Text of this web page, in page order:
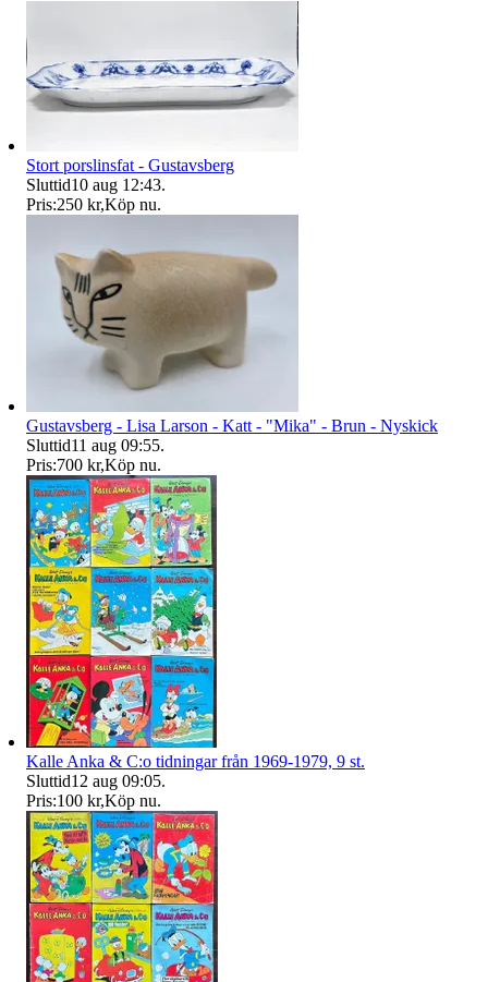
Stort porslinsfat - Gustavsberg
Sluttid10 aug 12:43.
Pris:250 kr,Köp nu.
Gustavsberg - Lisa Larson - Katt - "Mika" - Brun - Nyskick
Sluttid11 aug 09:55.
Pris:700 kr,Köp nu.
Kalle Anka & C:o tidningar från 1969-1979, 9 st.
Sluttid12 aug 09:05.
Pris:100 kr,Köp nu.